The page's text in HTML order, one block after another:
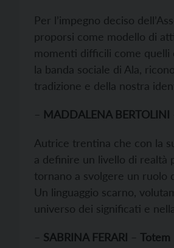
Per l’impegno deciso
proporsi come modello di
momenti difficili come quelli
la banda sociale di Ala,
tradizione e della nostra
– MADDALENA BERTOLINI
Autrice trentina che con la
a definire un livello di realtà
tornano a svolgere un ruolo
Un linguaggio scarno,
universo dei significati e
– SABRINA FERARI – Totem